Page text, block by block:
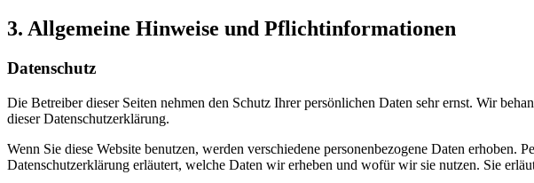
3. Allgemeine Hinweise und Pflicht­informationen
Datenschutz
Die Betreiber dieser Seiten nehmen den Schutz Ihrer persönlichen Daten sehr ernst. Wir
dieser Datenschutzerklärung.
Wenn Sie diese Website benutzen, werden verschiedene personenbezogene Daten
Datenschutzerklärung erläutert, welche Daten wir erheben und wofür wir sie nutzen. Sie